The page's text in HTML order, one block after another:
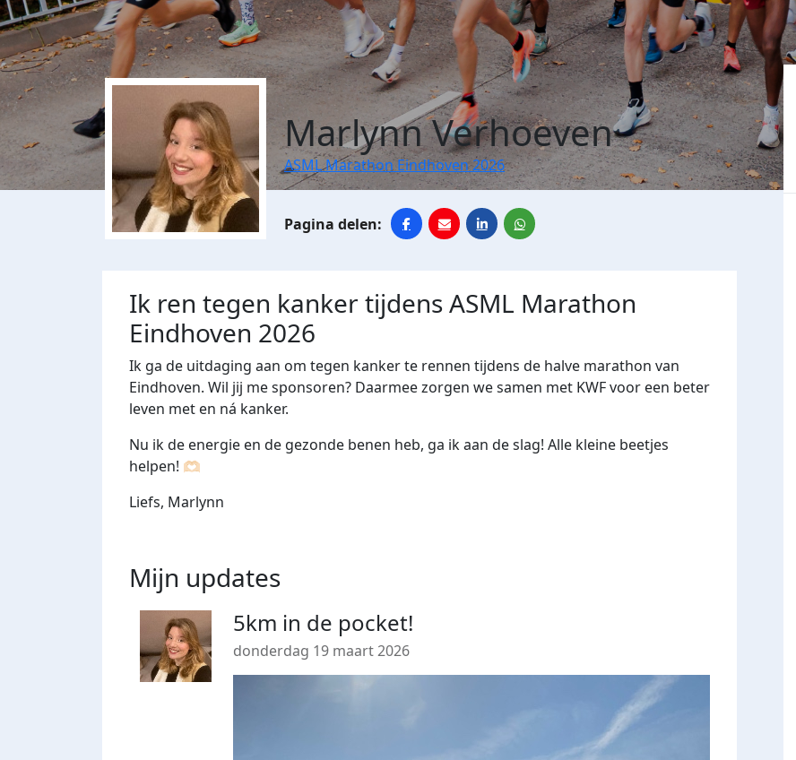
Marlynn Verhoeven
ASML Marathon Eindhoven 2026
Ik ren tegen kanker tijdens ASML Marathon
Eindhoven 2026
Ik ga de uitdaging aan om tegen kanker te rennen tijdens de halve marathon van
Eindhoven. Wil jij me sponsoren? Daarmee zorgen we samen met KWF voor een beter
leven met en ná kanker.
Nu ik de energie en de gezonde benen heb, ga ik aan de slag! Alle kleine beetjes
helpen! 🫶🏻
Liefs, Marlynn
Mijn updates
5km in de pocket!
donderdag 19 maart 2026